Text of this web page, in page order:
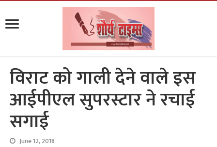
विराट को गाली देने वाले इस
आईपीएल सुपरस्टार ने रचाई
सगाई
June 12, 2018